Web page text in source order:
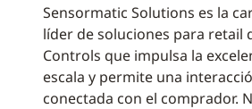
Sensormatic Solutions es la
líder de soluciones para retail
Controls que impulsa la
escala y permite una
conectada con el comprador.